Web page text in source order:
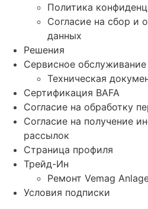
Политика
Согласие на сбор и
данных
Решения
Сервисное обслуживание
Техническая
Сертификация BAFA
Согласие на обработку
Согласие на получение
рассылок
Страница профиля
Трейд-Ин
Ремонт Vemag
Условия подписки